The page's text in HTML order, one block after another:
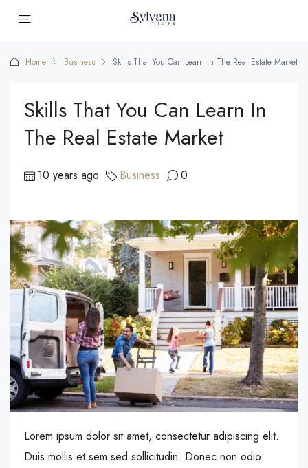
Home Business Skills That You Can Learn In The Real Estate Market
Skills That You Can Learn In
The Real Estate Market
10 years ago Business 0
Lorem ipsum dolor sit amet, consectetur adipiscing elit.
Duis mollis et sem sed sollicitudin. Donec non odio